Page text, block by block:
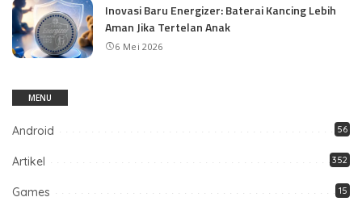
Inovasi Baru Energizer: Baterai Kancing Lebih
Aman Jika Tertelan Anak
6 Mei 2026
MENU
Android 56
Artikel 352
Games 15